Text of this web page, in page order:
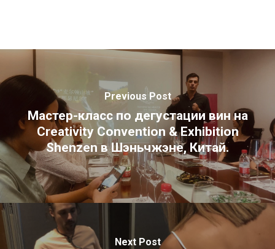
Previous Post
Мастер-класс по дегустации вин на
Creativity Convention & Exhibition
Shenzen в Шэньчжэне, Китай.
Next Post